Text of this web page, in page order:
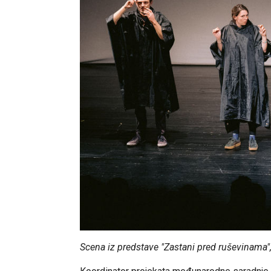
Scena iz predstave "Zastani pred